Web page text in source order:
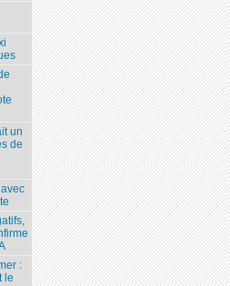
un
de
:
le